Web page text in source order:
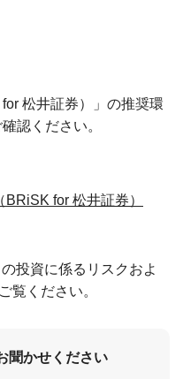
松井証券）」の推奨環
認ください。
for 松井証券）
投資に係るリスクおよ
覧ください。
聞かせください